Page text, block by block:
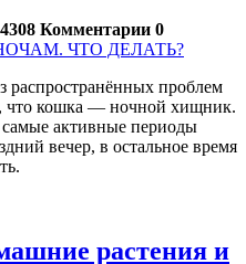
4308 Комментарии 0
проблем
что кошка — ночной хищник.
активные периоды
вечер, в остальное время
растения и